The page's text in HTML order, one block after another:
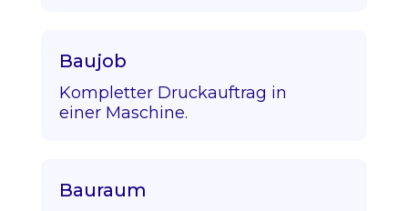
Baujob
Kompletter Druckauftrag in
einer Maschine.
Bauraum